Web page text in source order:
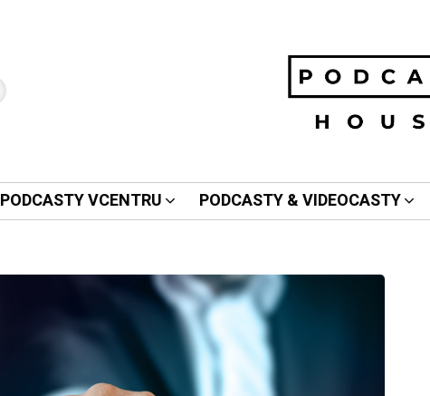
PODCASTY VCENTRU PODCASTY & VIDEOCASTY